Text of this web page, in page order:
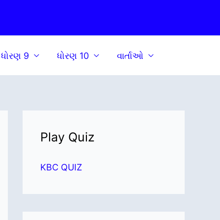
ધોરણ 9 ધોરણ 10 વાર્તાઓ
Play Quiz
KBC QUIZ